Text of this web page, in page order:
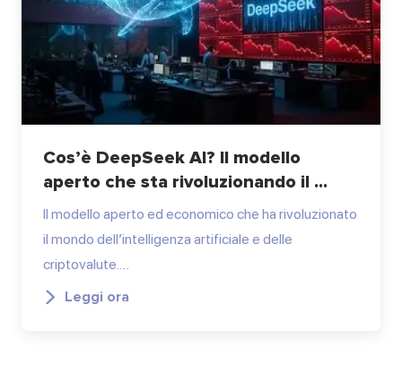
Cos’è DeepSeek AI? Il modello
aperto che sta rivoluzionando il ...
Il modello aperto ed economico che ha rivoluzionato
il mondo dell’intelligenza artificiale e delle
criptovalute.…
Leggi ora